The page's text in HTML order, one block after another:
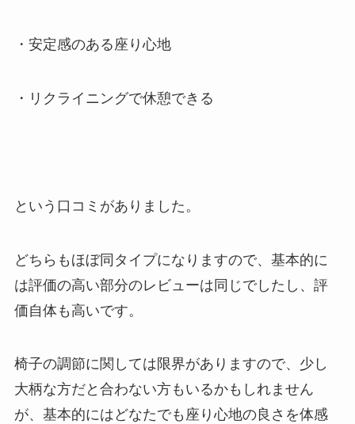
・安定感のある座り心地
・リクライニングで休憩できる
という口コミがありました。
どちらもほぼ同タイプになりますので、基本的に
は評価の高い部分のレビューは同じでしたし、評
価自体も高いです。
椅子の調節に関しては限界がありますので、少し
大柄な方だと合わない方もいるかもしれません
が、基本的にはどなたでも座り心地の良さを体感